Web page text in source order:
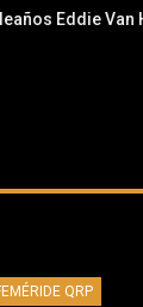
Eddie Van
QRP